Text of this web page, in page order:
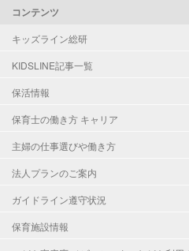
コンテンツ
キッズライン総研
KIDSLINE記事一覧
保活情報
保育士の働き方 キャリア
主婦の仕事選びや働き方
法人プランのご案内
ガイドライン遵守状況
保育施設情報